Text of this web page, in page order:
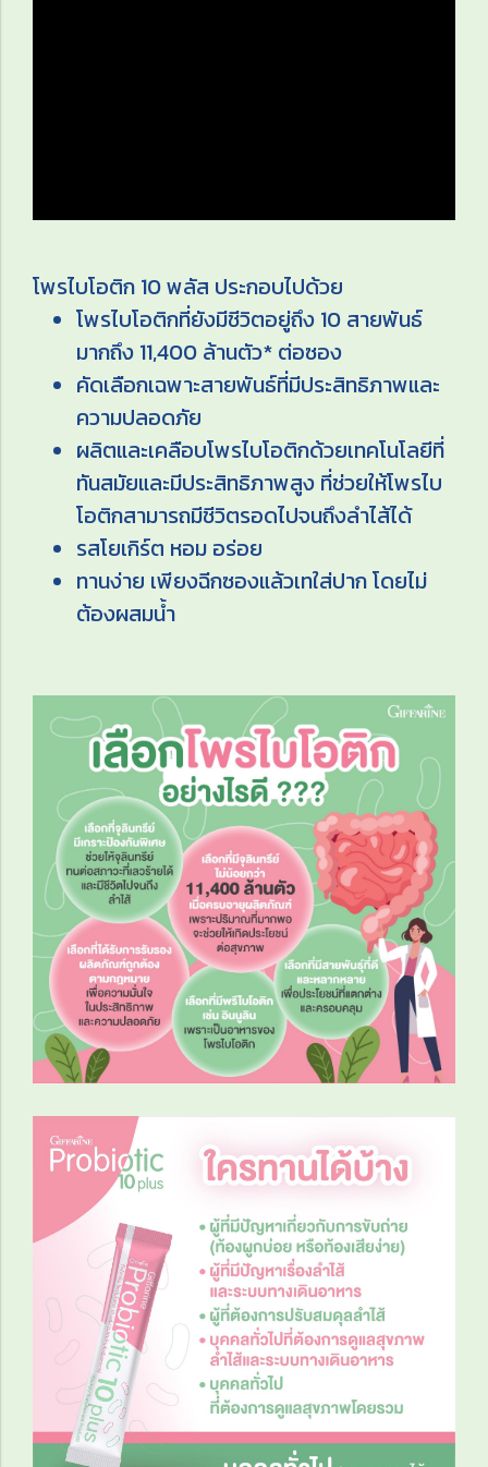
โพรไบโอติก 10 พลัส ประกอบไปด้วย
โพรไบโอติกที่ยังมีชีวิตอยู่ถึง 10 สายพันธ์
มากถึง 11,400 ล้านตัว* ต่อซอง
คัดเลือกเฉพาะสายพันธ์ที่มีประสิทธิภาพและ
ความปลอดภัย
ผลิตและเคลือบโพรไบโอติกด้วยเทคโนโลยีที่
ทันสมัยและมีประสิทธิภาพสูง ที่ช่วยให้โพรไบ
โอติกสามารถมีชีวิตรอดไปจนถึงลำไส้ได้
รสโยเกิร์ต หอม อร่อย
ทานง่าย เพียงฉีกซองแล้วเทใส่ปาก โดยไม่
ต้องผสมน้ำ